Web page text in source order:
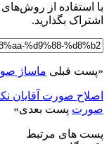
با استفاده از
اشتراک بگذارید.
«پست قبلی ماساژ
اصلاح صورت آقایان
صورت پست بعدی»
پست های مرتبط